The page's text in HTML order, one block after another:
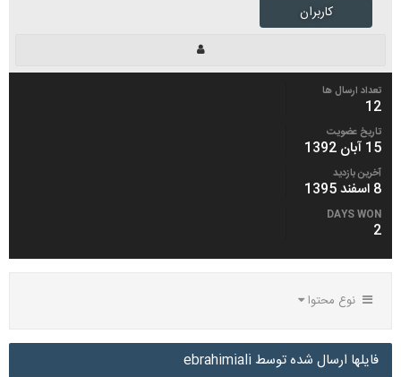
کاربران
تعداد ارسال ها
12
تاریخ عضویت
15 آبان 1392
آخرین بازدید
8 اسفند 1395
DAYS WON
2
نوع محتوا
فایلها ارسال شده توسط ebrahimiali